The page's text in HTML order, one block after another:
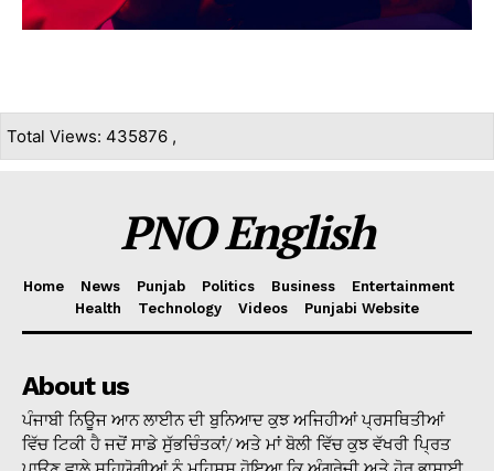
Total Views: 435876 ,
PNO English
Home News Punjab Politics Business
Entertainment
Health
Technology Videos Punjabi Website
About us
ਪੰਜਾਬੀ ਨਿਊਜ ਆਨ ਲਾਈਨ ਦੀ ਬੁਨਿਆਦ ਕੁਝ ਅਜਿਹੀਆਂ ਪ੍ਰਸਥਿਤੀਆਂ
ਵਿੱਚ ਟਿਕੀ ਹੈ ਜਦੋਂ ਸਾਡੇ ਸੁੱਭਚਿੰਤਕਾਂ/ ਅਤੇ ਮਾਂ ਬੋਲੀ ਵਿੱਚ ਕੁਝ ਵੱਖਰੀ ਪ੍ਰਿਤ